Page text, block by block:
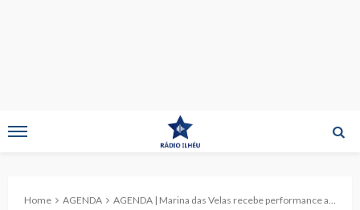
Home AGENDA AGENDA | Marina das Velas recebe performance artística “Mange Nuage”